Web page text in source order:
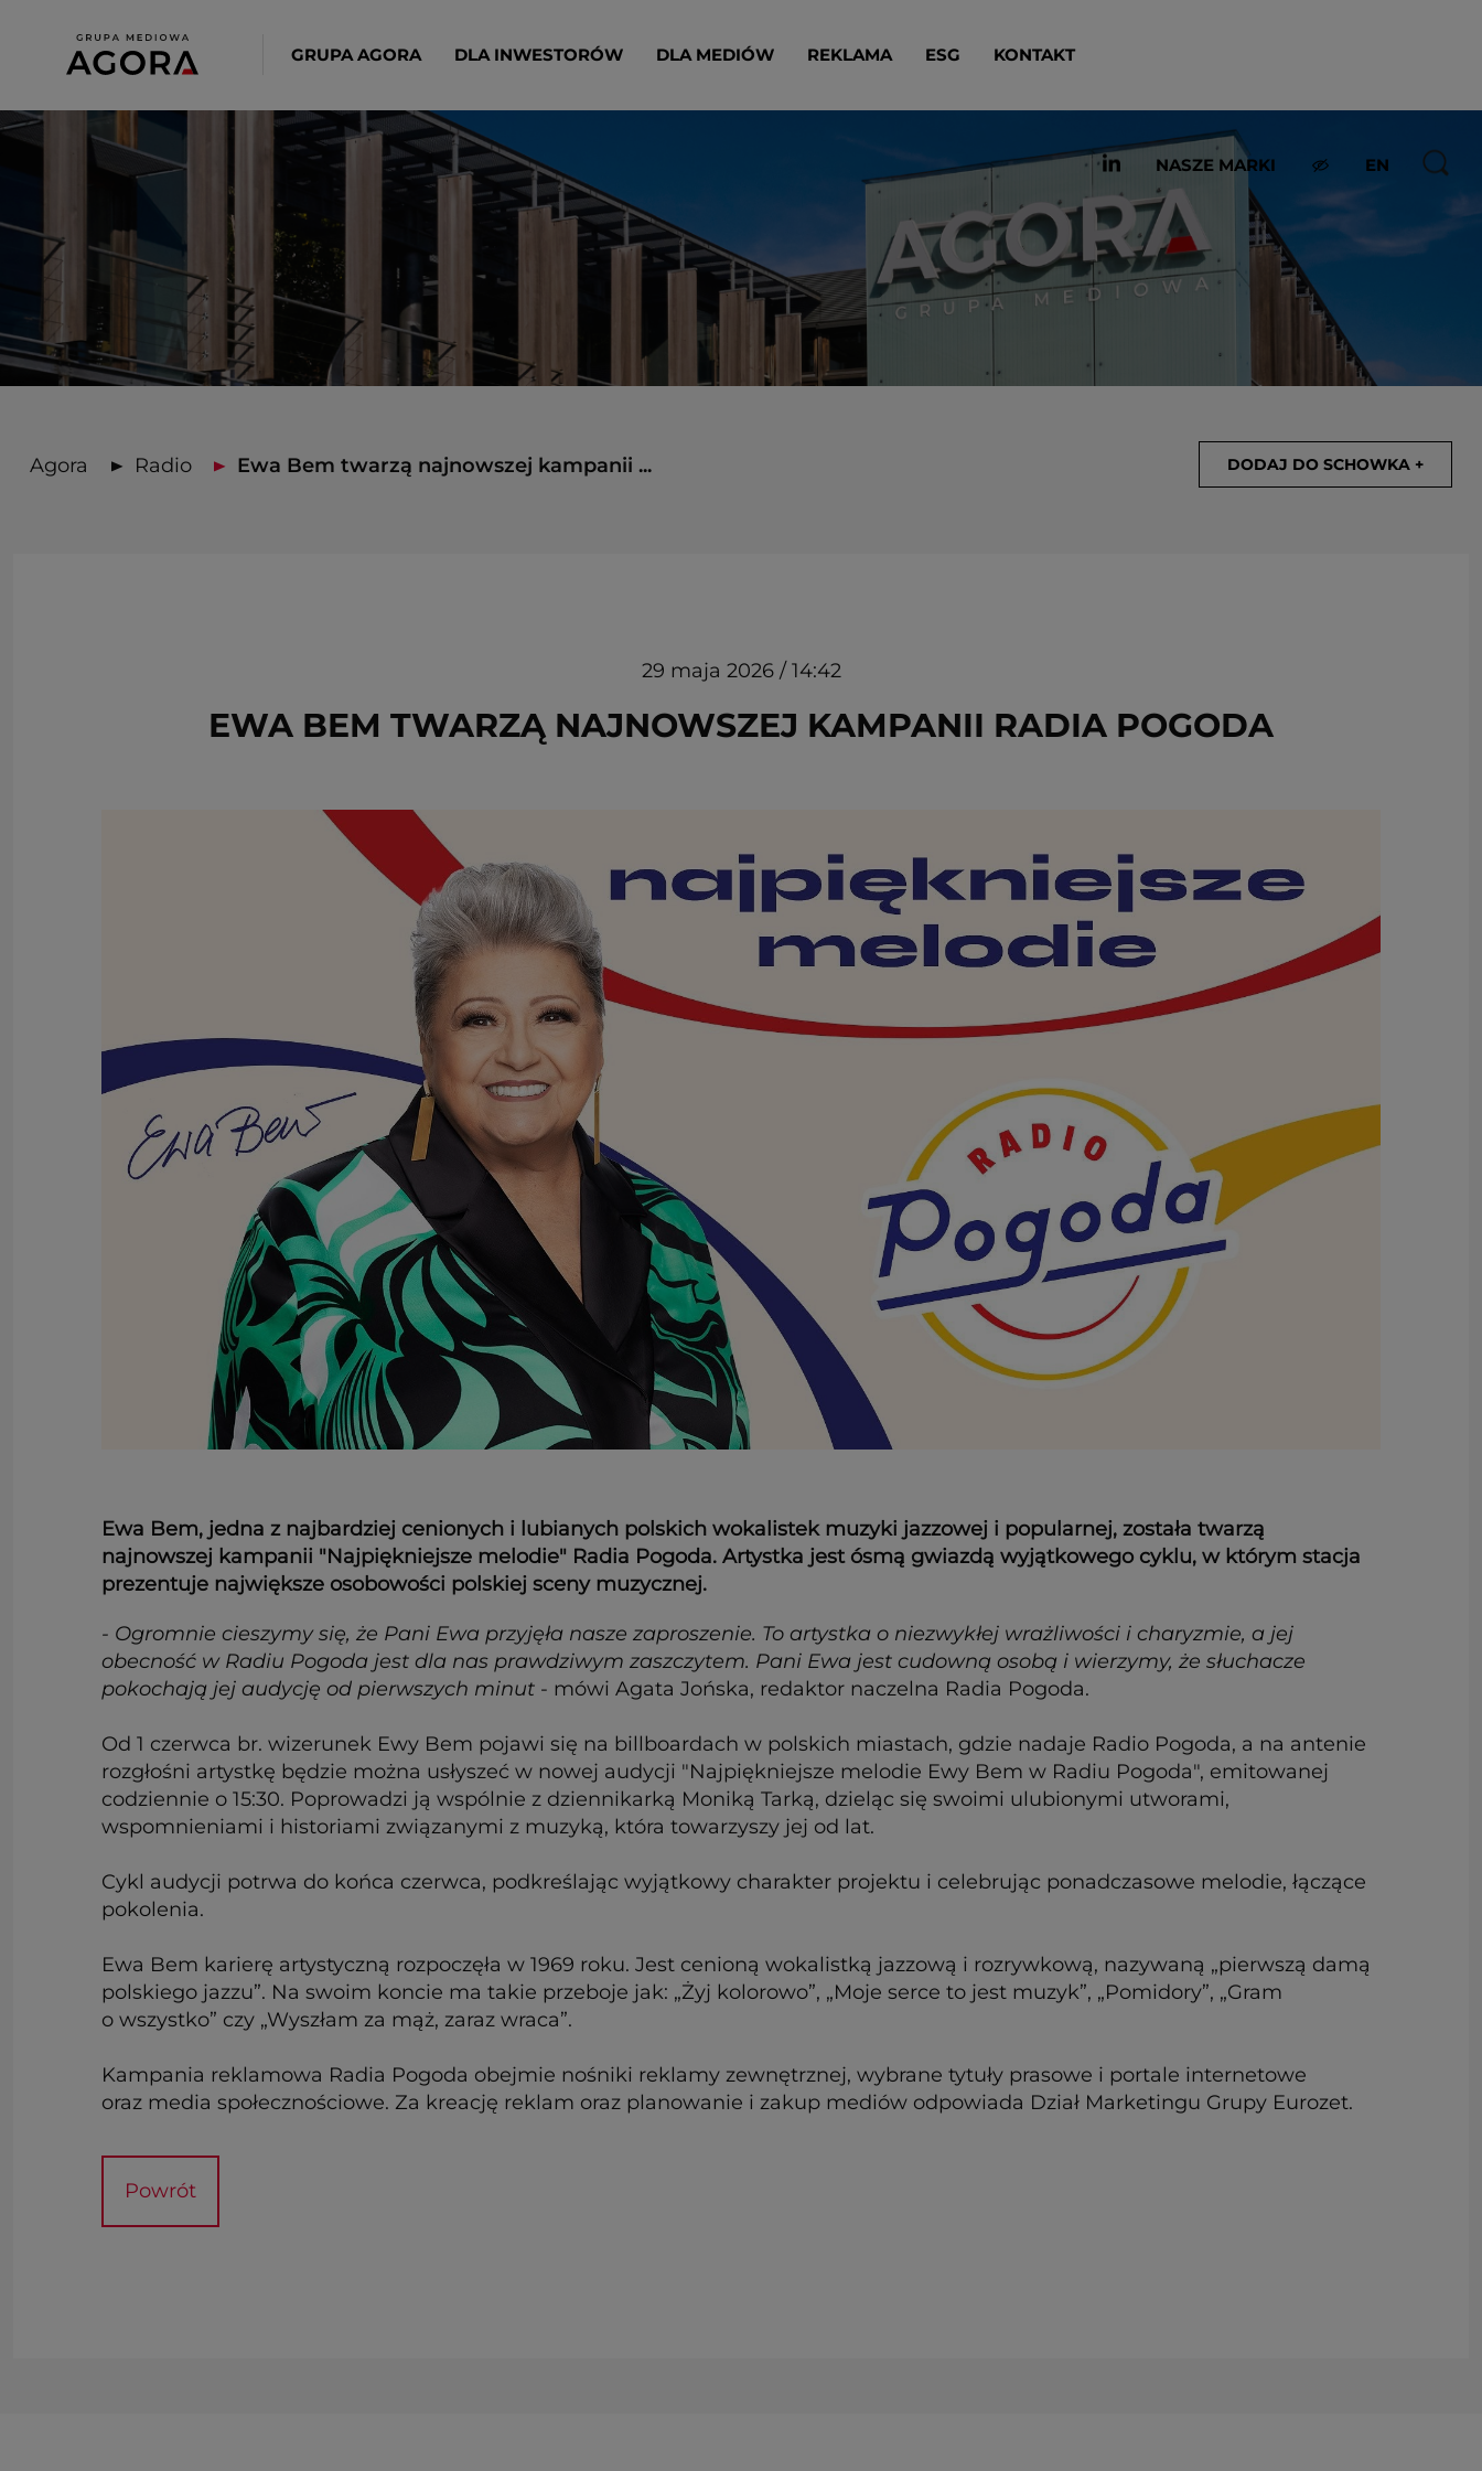
GRUPA AGORA DLA INWESTORÓW DLA MEDIÓW REKLAMA ESG KONTAKT
NASZE MARKI EN
Agora Radio Ewa Bem twarzą najnowszej kampanii ... DODAJ DO SCHOWKA +
29 maja 2026 / 14:42
EWA BEM TWARZĄ NAJNOWSZEJ KAMPANII RADIA POGODA
Ewa Bem, jedna z najbardziej cenionych i lubianych polskich wokalistek muzyki jazzowej i popularnej, została twarzą
najnowszej kampanii "Najpiękniejsze melodie" Radia Pogoda. Artystka jest ósmą gwiazdą wyjątkowego cyklu, w którym stacja
prezentuje największe osobowości polskiej sceny muzycznej.
- Ogromnie cieszymy się, że Pani Ewa przyjęła nasze zaproszenie. To artystka o niezwykłej wrażliwości i charyzmie, a jej
obecność w Radiu Pogoda jest dla nas prawdziwym zaszczytem. Pani Ewa jest cudowną osobą i wierzymy, że słuchacze
pokochają jej audycję od pierwszych minut - mówi Agata Jońska, redaktor naczelna Radia Pogoda.
Od 1 czerwca br. wizerunek Ewy Bem pojawi się na billboardach w polskich miastach, gdzie nadaje Radio Pogoda, a na antenie
rozgłośni artystkę będzie można usłyszeć w nowej audycji "Najpiękniejsze melodie Ewy Bem w Radiu Pogoda", emitowanej
codziennie o 15:30. Poprowadzi ją wspólnie z dziennikarką Moniką Tarką, dzieląc się swoimi ulubionymi utworami,
wspomnieniami i historiami związanymi z muzyką, która towarzyszy jej od lat.
Cykl audycji potrwa do końca czerwca, podkreślając wyjątkowy charakter projektu i celebrując ponadczasowe melodie, łączące
pokolenia.
Ewa Bem karierę artystyczną rozpoczęła w 1969 roku. Jest cenioną wokalistką jazzową i rozrywkową, nazywaną „pierwszą damą
polskiego jazzu”. Na swoim koncie ma takie przeboje jak: „Żyj kolorowo”, „Moje serce to jest muzyk”, „Pomidory”, „Gram
o wszystko” czy „Wyszłam za mąż, zaraz wraca”.
Kampania reklamowa Radia Pogoda obejmie nośniki reklamy zewnętrznej, wybrane tytuły prasowe i portale internetowe
oraz media społecznościowe. Za kreację reklam oraz planowanie i zakup mediów odpowiada Dział Marketingu Grupy Eurozet.
Powrót